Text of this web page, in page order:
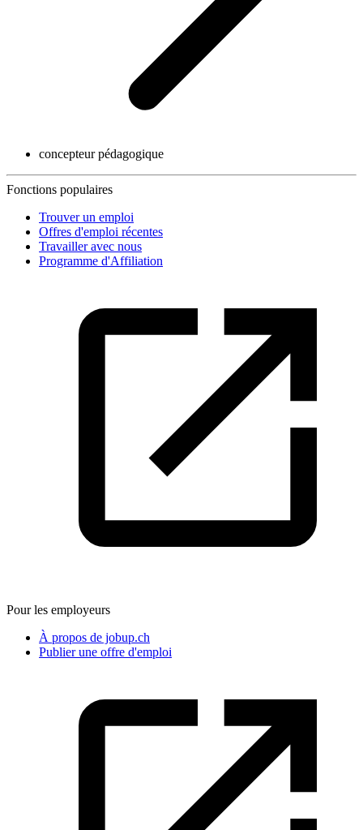
concepteur pédagogique
Fonctions populaires
Trouver un emploi
Offres d'emploi récentes
Travailler avec nous
Programme d'Affiliation
Pour les employeurs
À propos de jobup.ch
Publier une offre d'emploi